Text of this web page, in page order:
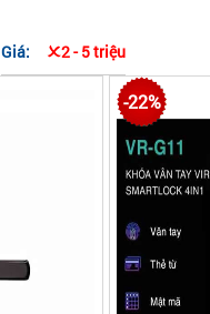
Giá: 2 - 5 triệu
-22%